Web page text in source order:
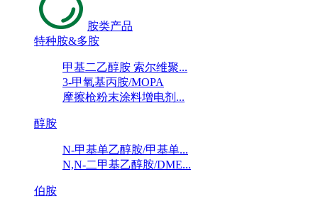
胺类产品
特种胺&多胺
甲基二乙醇胺 索尔维聚...
3-甲氧基丙胺/MOPA
摩擦枪粉末涂料增电剂...
醇胺
N-甲基单乙醇胺/甲基单...
N,N-二甲基乙醇胺/DME...
伯胺